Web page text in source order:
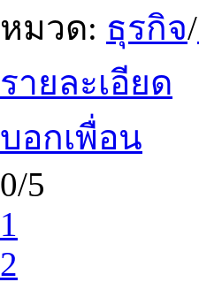
หมวด: ธุรกิจ/
รายละเอียด
บอกเพื่อน
0/5
1
2